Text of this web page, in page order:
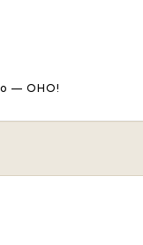
— ОНО!